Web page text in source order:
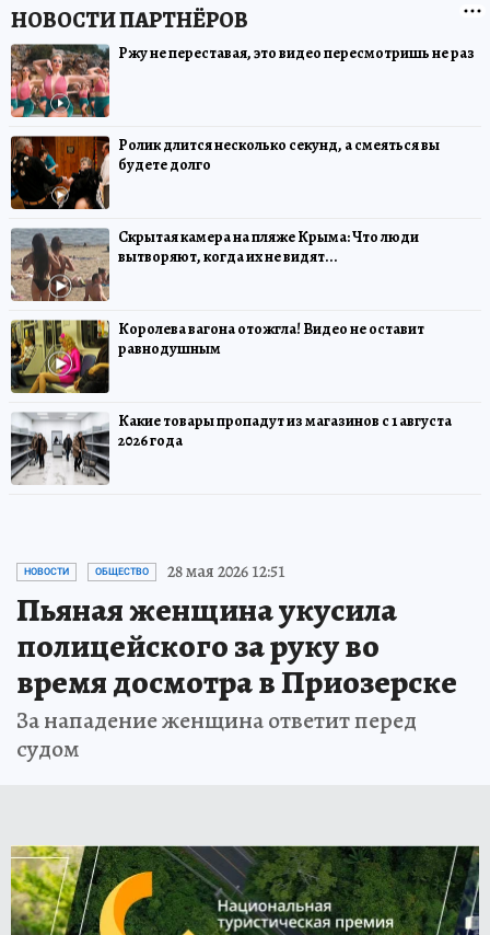
Ржу не переставая, это видео пересмотришь не раз
Ролик длится несколько секунд, а смеяться вы
будете долго
Скрытая камера на пляже Крыма: Что люди
вытворяют, когда их не видят...
Королева вагона отожгла! Видео не оставит
равнодушным
Какие товары пропадут из магазинов с 1 августа
2026 года
НОВОСТИ ОБЩЕСТВО 28 мая 2026 12:51
Пьяная женщина укусила
полицейского за руку во
время досмотра в Приозерске
За нападение женщина ответит перед
судом